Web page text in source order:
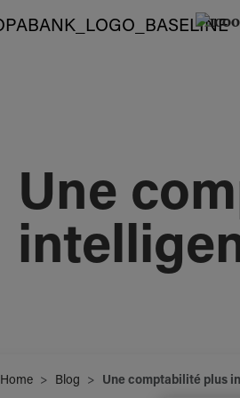
Une
Home Blog Une comptabilité plus